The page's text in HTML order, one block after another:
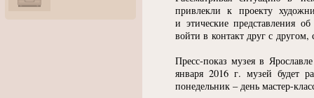
АртБульвар в День города
привлекли к проекту
и этические представления
войти в контакт друг с
Пресс-показ музея в
января 2016 г. музей будет
понедельник – день мастер-